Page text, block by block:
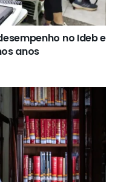
no Ideb e
anos